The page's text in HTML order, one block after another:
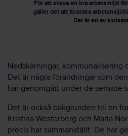
För att skapa en bra arbetsmiljö
gäller det att förankra
Det är en av
Nedskärningar, kommunalisering
Det är några förändringar som
har genomgått under de senaste
Det är också bakgrunden till en
Kristina Westerberg och Maria
precis har sammanställt. De har